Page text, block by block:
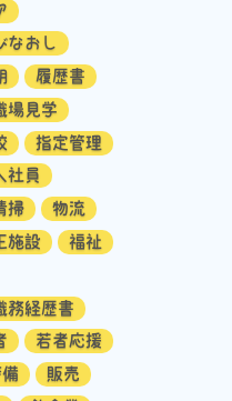
なおし
履歴書
場見学
指定管理
社員
掃
物流
施設
福祉
務経歴書
若者応援
販売